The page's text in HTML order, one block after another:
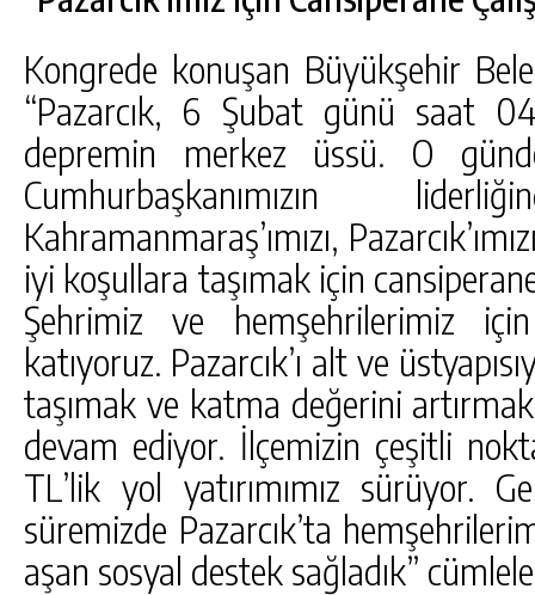
Kongrede konuşan Büyükşehir
“Pazarcık, 6 Şubat günü saat
depremin merkez üssü. O
Cumhurbaşkanımızın
Kahramanmaraş’ımızı,
iyi koşullara taşımak için
Şehrimiz ve hemşehrilerimiz
katıyoruz. Pazarcık’ı alt ve
taşımak ve katma değerini
devam ediyor. İlçemizin çeşitli
TL’lik yol yatırımımız sürüyor.
süremizde Pazarcık’ta
aşan sosyal destek sağladık”